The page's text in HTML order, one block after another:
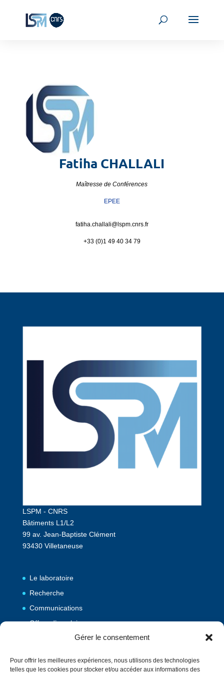
Gérer le consentement
Pour offrir les meilleures expériences, nous utilisons des technologies
telles que les cookies pour stocker et/ou accéder aux informations des
Fatiha CHALLALI
Maîtresse de Conférences
EPEE
fatiha.challali@lspm.cnrs.fr
+33 (0)1 49 40 34 79
LSPM - CNRS
Bâtiments L1/L2
99 av. Jean-Baptiste Clément
93430 Villetaneuse
Le laboratoire
Recherche
Communications
Offres d’emploi
Publications